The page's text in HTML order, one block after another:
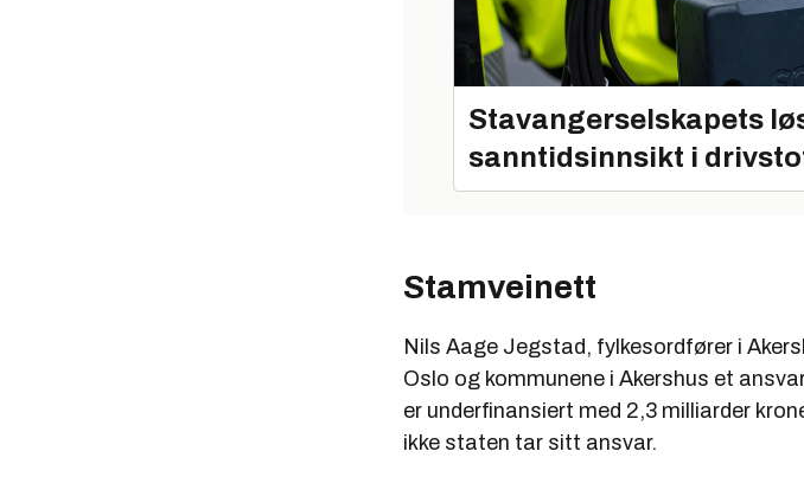
Stavangerselskapets
sanntidsinnsikt i
Stamveinett
Nils Aage Jegstad, fylkesordfører i
Oslo og kommunene i Akershus et
er underfinansiert med 2,3 milliarder
ikke staten tar sitt ansvar.